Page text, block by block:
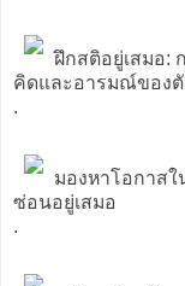
ฝึกสติอยู่เสมอ:
คิดและอารมณ์ของตั
.
มองหาโอกาส
ซ่อนอยู่เสมอ
.